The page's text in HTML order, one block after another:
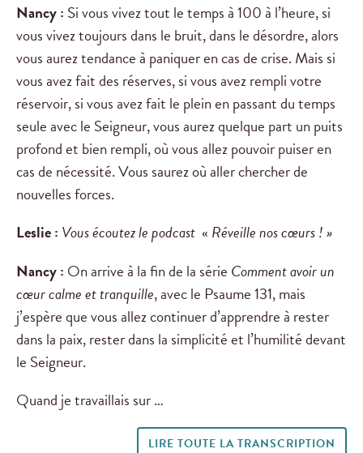
Nancy : Si vous vivez tout le temps à 100 à l’heure, si
vous vivez toujours dans le bruit, dans le désordre, alors
vous aurez tendance à paniquer en cas de crise. Mais si
vous avez fait des réserves, si vous avez rempli votre
réservoir, si vous avez fait le plein en passant du temps
seule avec le Seigneur, vous aurez quelque part un puits
profond et bien rempli, où vous allez pouvoir puiser en
cas de nécessité. Vous saurez où aller chercher de
nouvelles forces.
Leslie : Vous écoutez le podcast « Réveille nos cœurs! »
Nancy : On arrive à la fin de la série Comment avoir un
cœur calme et tranquille, avec le Psaume 131, mais
j’espère que vous allez continuer d’apprendre à rester
dans la paix, rester dans la simplicité et l’humilité devant
le Seigneur.
Quand je travaillais sur …
LIRE TOUTE LA TRANSCRIPTION